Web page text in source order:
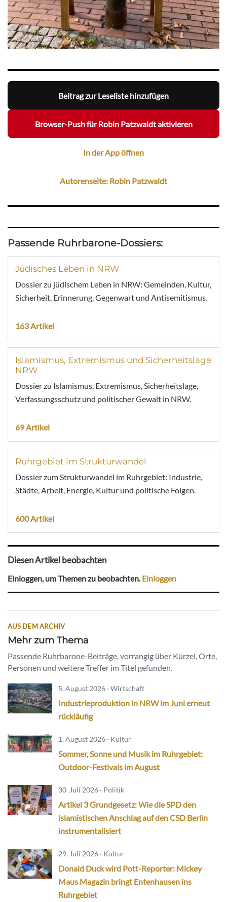
Beitrag zur Leseliste hinzufügen
Browser-Push für Robin Patzwaldt aktivieren
In der App öffnen
Autorenseite: Robin Patzwaldt
Passende Ruhrbarone-Dossiers:
Jüdisches Leben in NRW
Dossier zu jüdischem Leben in NRW: Gemeinden, Kultur,
Sicherheit, Erinnerung, Gegenwart und Antisemitismus.
163 Artikel
Islamismus, Extremismus und Sicherheitslage
NRW
Dossier zu Islamismus, Extremismus, Sicherheitslage,
Verfassungsschutz und politischer Gewalt in NRW.
69 Artikel
Ruhrgebiet im Strukturwandel
Dossier zum Strukturwandel im Ruhrgebiet: Industrie,
Städte, Arbeit, Energie, Kultur und politische Folgen.
600 Artikel
Diesen Artikel beobachten
Einloggen, um Themen zu beobachten. Einloggen
AUS DEM ARCHIV
Mehr zum Thema
Passende Ruhrbarone-Beiträge, vorrangig über Kürzel, Orte,
Personen und weitere Treffer im Titel gefunden.
5. August 2026 · Wirtschaft
Industrieproduktion in NRW im Juni erneut
rückläufig
1. August 2026 · Kultur
Sommer, Sonne und Musik im Ruhrgebiet:
Outdoor-Festivals im August
30. Juli 2026 · Politik
Artikel 3 Grundgesetz: Wie die SPD den
islamistischen Anschlag auf den CSD Berlin
instrumentalisiert
29. Juli 2026 · Kultur
Donald Duck wird Pott-Reporter: Mickey
Maus Magazin bringt Entenhausen ins
Ruhrgebiet